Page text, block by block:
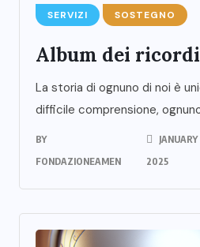
SERVIZI SOSTEGNO
Album dei ricordi
La storia di ognuno di noi è
difficile comprensione,
BY
FONDAZIONEAMEN
2025